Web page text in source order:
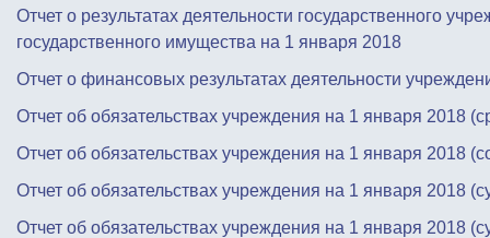
Отчет о результатах деятельности государственного
государственного имущества на 1 января 2018
Отчет о финансовых результатах деятельности
Отчет об обязательствах учреждения на 1 января 2018
Отчет об обязательствах учреждения на 1 января 2018
Отчет об обязательствах учреждения на 1 января 2018
Отчет об обязательствах учреждения на 1 января 2018